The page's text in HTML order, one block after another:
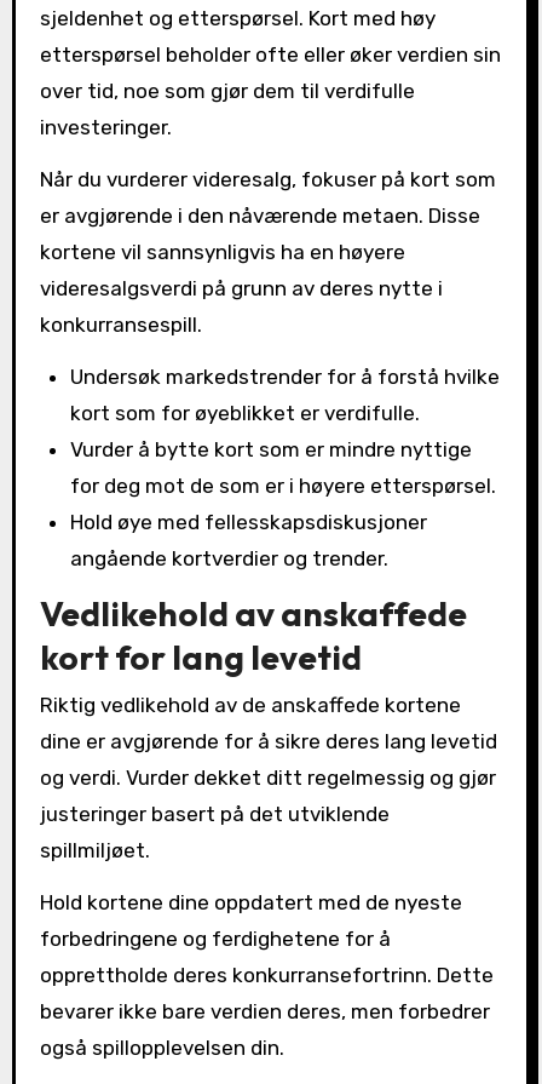
sjeldenhet og etterspørsel. Kort med høy
etterspørsel beholder ofte eller øker verdien sin
over tid, noe som gjør dem til verdifulle
investeringer.
Når du vurderer videresalg, fokuser på kort som
er avgjørende i den nåværende metaen. Disse
kortene vil sannsynligvis ha en høyere
videresalgsverdi på grunn av deres nytte i
konkurransespill.
Undersøk markedstrender for å forstå hvilke
kort som for øyeblikket er verdifulle.
Vurder å bytte kort som er mindre nyttige
for deg mot de som er i høyere etterspørsel.
Hold øye med fellesskapsdiskusjoner
angående kortverdier og trender.
Vedlikehold av anskaffede
kort for lang levetid
Riktig vedlikehold av de anskaffede kortene
dine er avgjørende for å sikre deres lang levetid
og verdi. Vurder dekket ditt regelmessig og gjør
justeringer basert på det utviklende
spillmiljøet.
Hold kortene dine oppdatert med de nyeste
forbedringene og ferdighetene for å
opprettholde deres konkurransefortrinn. Dette
bevarer ikke bare verdien deres, men forbedrer
også spillopplevelsen din.